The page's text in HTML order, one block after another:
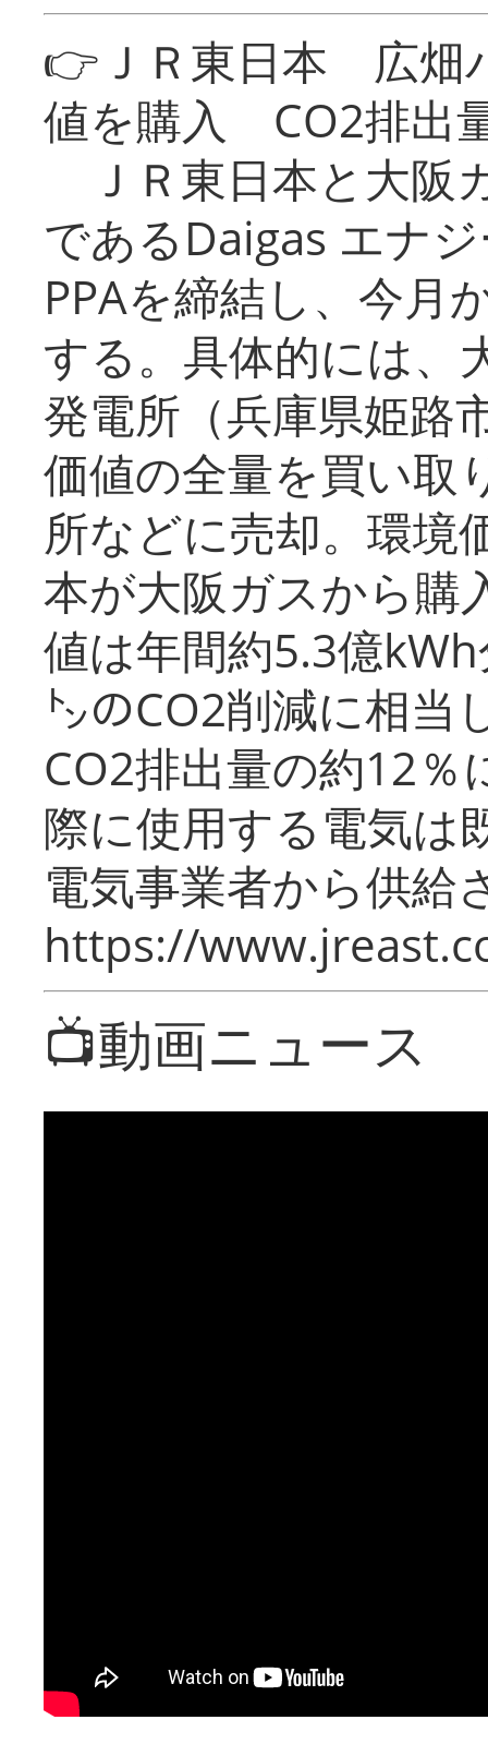
👉ＪＲ東日本 広畑
値を購入 CO2排出
ＪＲ東日本と大阪
であるDaigas エナ
PPAを締結し、今月
する。具体的には、
発電所（兵庫県姫路
価値の全量を買い取
所などに売却。環境
本が大阪ガスから購
値は年間約5.3億
㌧のCO2削減に相当
CO2排出量の約12％
際に使用する電気は
電気事業者から供給
https://
📺動画ニュース